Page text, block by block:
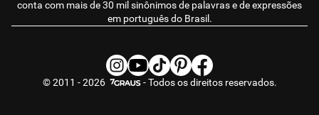
conta com mais de 30 mil sinônimos de palavras e de expressões
em português do Brasil.
© 2011 - 2026 - Todos os direitos reservados.